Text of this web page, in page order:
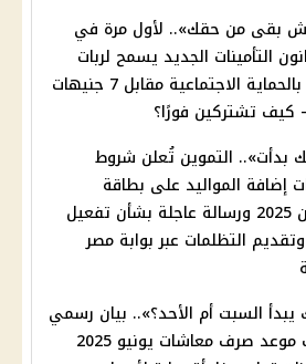
بقى من حقك».. لأول مرة في
التأمينات الجديد يسمح لربات
البيوت بالحماية الاجتماعية مقابل 7 جنيهات
كيف تشتركين فورًا؟
بدأت».. التموين تُعلن شروط
إضافة المواليد على بطاقة
التموين 2025 ورسالة عاجلة بشأن تفعيل
التظلمات عبر بوابة مصر
السبت أم الأحد؟».. بيان رسمي
يكشف موعد صرف معاشات يونيو 2025